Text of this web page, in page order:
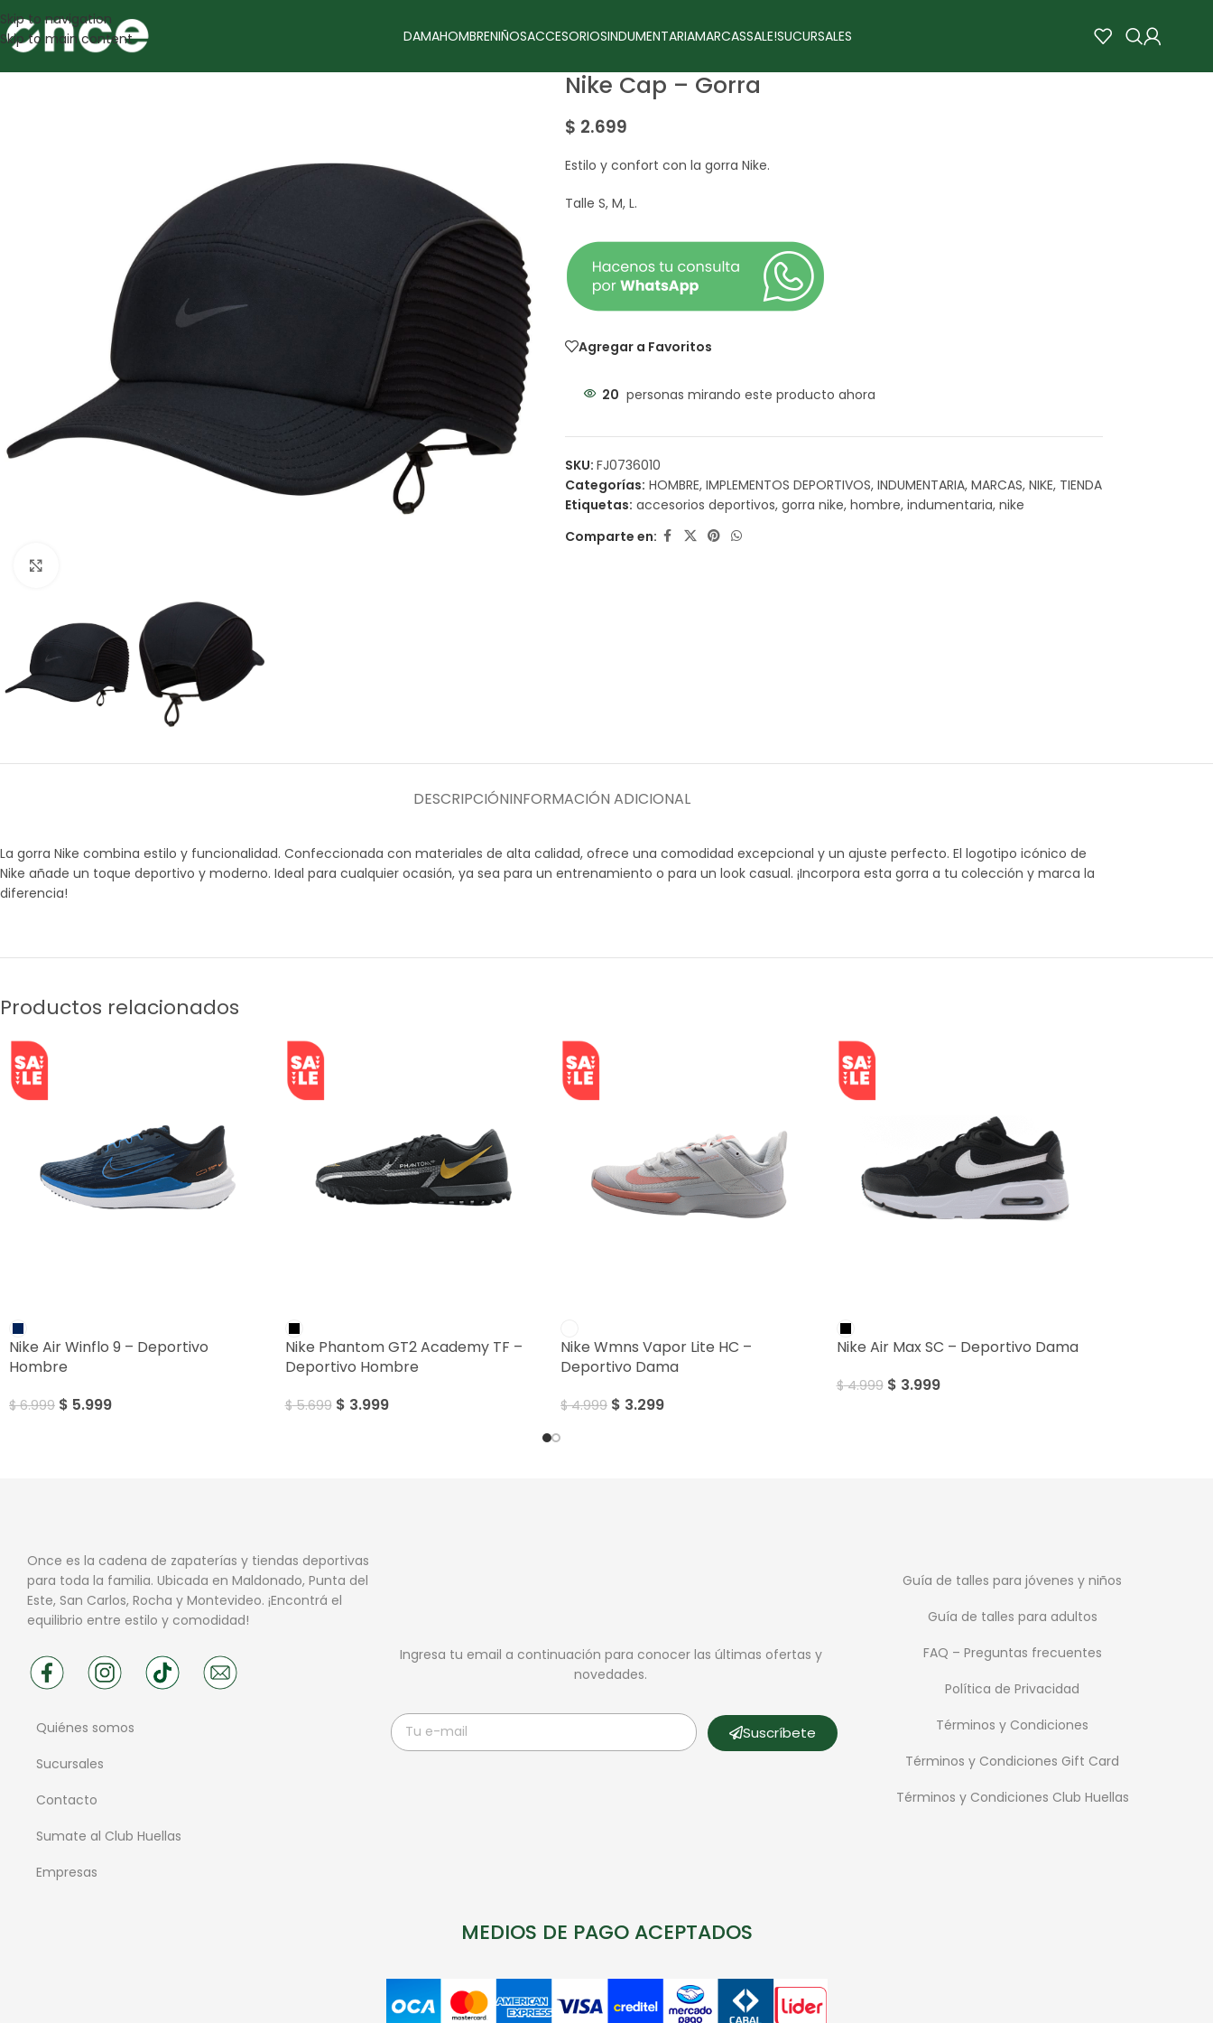
Skip to navigation
Skip to main content
DAMAHOMBRENIÑOSACCESORIOSINDUMENTARIAMARCASSALE!SUCURSALES
Nike Cap – Gorra
$ 2.699
Estilo y confort con la gorra Nike.
Talle S, M, L.
Agregar a Favoritos
20 personas mirando este producto ahora
SKU: FJ0736010
Categorías: HOMBRE, IMPLEMENTOS DEPORTIVOS, INDUMENTARIA, MARCAS, NIKE, TIENDA
Etiquetas: accesorios deportivos, gorra nike, hombre, indumentaria, nike
Comparte en:
DESCRIPCIÓNINFORMACIÓN ADICIONAL
La gorra Nike combina estilo y funcionalidad. Confeccionada con materiales de alta calidad, ofrece una comodidad excepcional y un ajuste perfecto. El logotipo icónico de
Nike añade un toque deportivo y moderno. Ideal para cualquier ocasión, ya sea para un entrenamiento o para un look casual. ¡Incorpora esta gorra a tu colección y marca la
diferencia!
Productos relacionados
Nike Air Winflo 9 – Deportivo
Hombre
$6.999 $ 5.999
Nike Phantom GT2 Academy TF –
Deportivo Hombre
$5.699 $ 3.999
Nike Wmns Vapor Lite HC –
Deportivo Dama
$4.999 $ 3.299
Nike Air Max SC – Deportivo Dama
$4.999 $ 3.999
Once es la cadena de zapaterías y tiendas deportivas
para toda la familia. Ubicada en Maldonado, Punta del
Este, San Carlos, Rocha y Montevideo. ¡Encontrá el
equilibrio entre estilo y comodidad!
Quiénes somos
Sucursales
Contacto
Sumate al Club Huellas
Empresas
Ingresa tu email a continuación para conocer las últimas ofertas y
novedades.
Suscríbete
Guía de talles para jóvenes y niños
Guía de talles para adultos
FAQ – Preguntas frecuentes
Política de Privacidad
Términos y Condiciones
Términos y Condiciones Gift Card
Términos y Condiciones Club Huellas
MEDIOS DE PAGO ACEPTADOS